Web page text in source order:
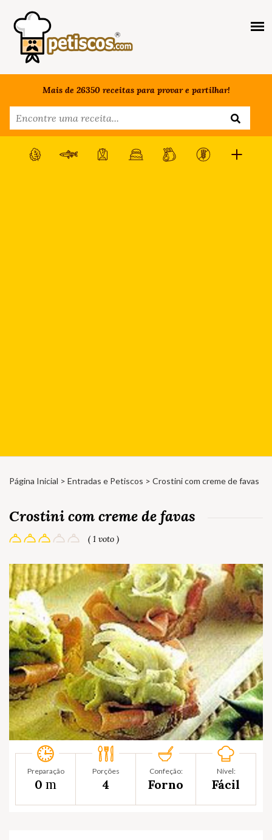
Mais de 26350 receitas para provar e partilhar!
Página Inicial > Entradas e Petiscos > Crostini com creme de favas
Crostini com creme de favas
( 1 voto )
Preparação
0 m
Porções
4
Confeção:
Forno
Nível:
Fácil